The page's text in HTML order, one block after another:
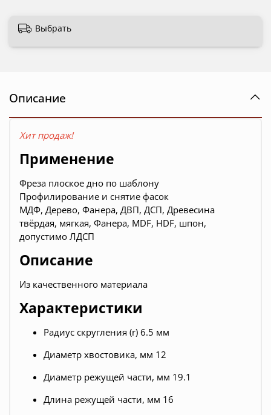
Выбрать
Описание
Хит продаж!
Применение
Фреза плоское дно по шаблону
Профилирование и снятие фасок
МДФ, Дерево, Фанера, ДВП, ДСП, Древесина
твёрдая, мягкая, Фанера, MDF, HDF, шпон,
допустимо ЛДСП
Описание
Из качественного материала
Характеристики
Радиус скругления (r) 6.5 мм
Диаметр хвостовика, мм 12
Диаметр режущей части, мм 19.1
Длина режущей части, мм 16